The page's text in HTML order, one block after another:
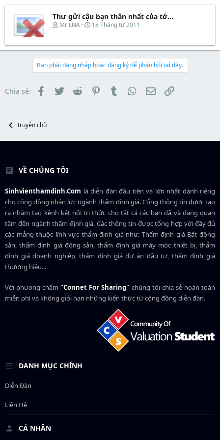
e
r
d
s
r
e
r
ắ
t
u
Thư gửi cậu bạn thân nhất của tớ…
T
e
d
s
a
r
Mr LNA
N
y
ắ
t
ầ
u
18 Tháng tư 2011
Bạn phải đăng nhập hoặc đăng ký để phản hồi tại đây.
Chia sẻ: Facebook
TwitterReddit PinterestTumblr WhatsApp
EmailLink
Truyện chữ
VỀ CHÚNG TÔI
Sinhvienthamdinh.Com là diễn đàn đầu tiên và lớn nhất dành riêng
cho cộng đồng nhân lực ngànhthẩm định giá. Cổng thông tin được tạo
ra nhằm tạo kênh kết nối tri thức cho tất cả các bạn đã và đang quan
tâm đến ngành thẩm định giá. Các thông tin được tổng hợp với đầy đủ
các mảng thuộc lĩnh vực thẩm định giá như: Thẩm định giá Bất động
sản, thẩm định giá động sản, thẩm định giá máy móc thiết bị, thẩm
định giá doanh nghiệp, thẩm định giá dự án đầu tư, thẩm định giá
thương hiệu...
Với phương châm"Connet For Sharing" chúng tôi chia sẻ hoàn toàn
miễn phí và không giới hạn những kiến thức từ cộng đồng diễn đàn.
DANH MỤC CHÍNH
Diễn Đàn
Liên Hệ
CÁ NHÂN